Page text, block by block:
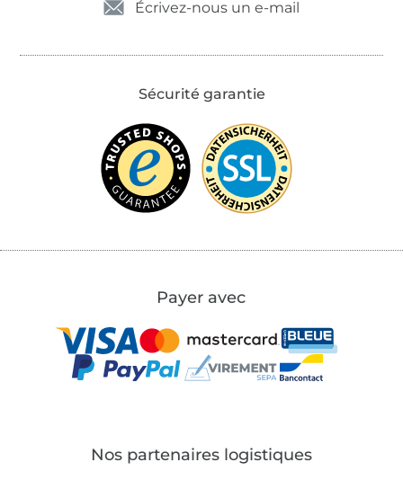
Écrivez-nous un e-mail
Sécurité garantie
Payer avec
Nos partenaires logistiques